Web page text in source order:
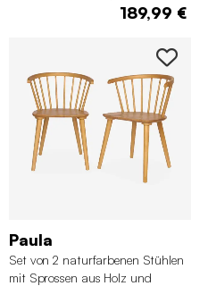
189,99 €
Paula
Set von 2 naturfarbenen Stühlen
mit Sprossen aus Holz und